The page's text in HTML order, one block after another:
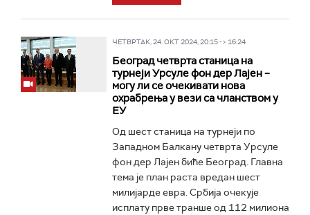
ЧЕТВРТАК, 24. ОКТ 2024, 20:15 -> 16:24
Београд четврта станица на
турнеји Урсуле фон дер Лајен –
могу ли се очекивати нова
охрабрења у вези са чланством у
ЕУ
Од шест станица на турнеји по
Западном Балкану четврта Урсуле
фон дер Лајен биће Београд. Главна
тема је план раста вредан шест
милијарде евра. Србија очекује
исплату прве транше од 112 милиона